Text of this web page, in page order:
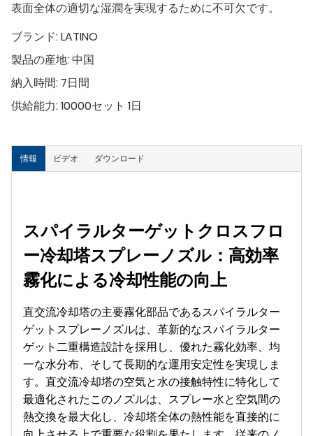
表面全体の適切な湿潤を実現するために不可欠です。
ブランド:LATINO
製品の産地: 中国
納入時間: 7日間
供給能力:10000セット 1日
情報 ビデオ ダウンロード
スパイラルターゲットクロスフロ
ー冷却塔スプレーノズル：高効率
霧化による冷却性能の向上
直交流冷却塔の主要霧化部品であるスパイラルター
ゲットスプレーノズルは、革新的なスパイラルター
ゲット二重構造設計を採用し、優れた霧化効率、均
一な水分布、そして長期的な運用安定性を実現しま
す。直交流冷却塔の空気と水の接触特性に特化して
最適化されたこのノズルは、スプレー水と空気間の
熱交換を最大化し、冷却塔全体の熱性能を直接的に